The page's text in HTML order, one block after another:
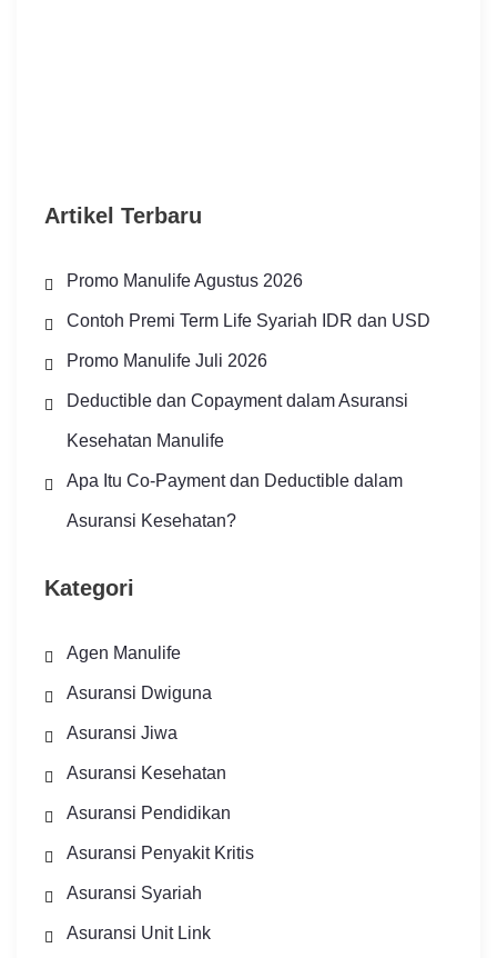
Artikel Terbaru
Promo Manulife Agustus 2026
Contoh Premi Term Life Syariah IDR dan USD
Promo Manulife Juli 2026
Deductible dan Copayment dalam Asuransi
Kesehatan Manulife
Apa Itu Co-Payment dan Deductible dalam
Asuransi Kesehatan?
Kategori
Agen Manulife
Asuransi Dwiguna
Asuransi Jiwa
Asuransi Kesehatan
Asuransi Pendidikan
Asuransi Penyakit Kritis
Asuransi Syariah
Asuransi Unit Link